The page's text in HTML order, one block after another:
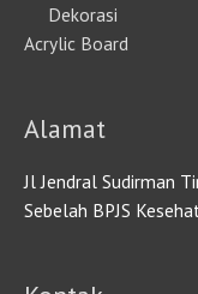
Dekorasi
Acrylic Board
Alamat
Jl Jendral Sudirman
Sebelah BPJS